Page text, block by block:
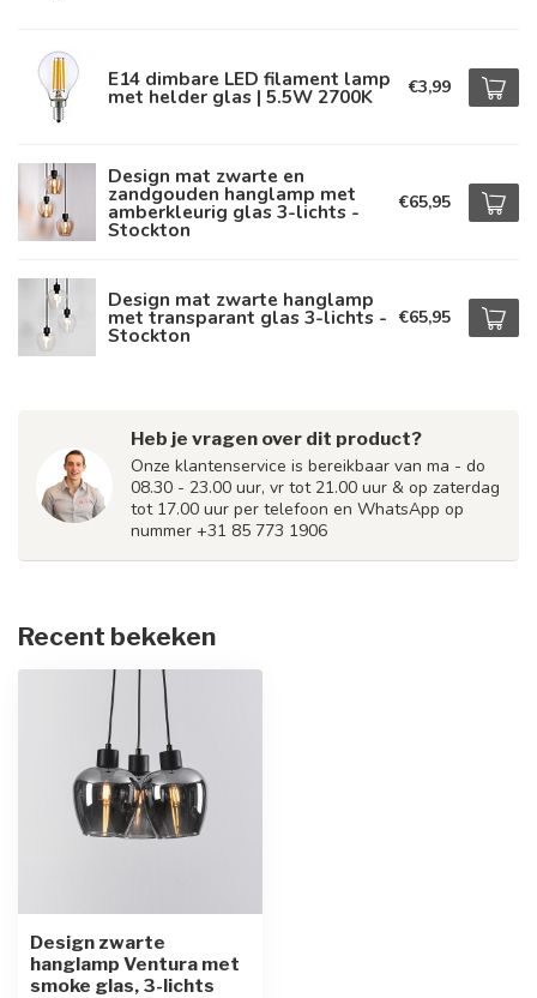
E14 dimbare LED filament lamp
met helder glas | 5.5W 2700K €3,99
Design mat zwarte en
zandgouden hanglamp met
amberkleurig glas 3-lichts -
Stockton
€65,95
Design mat zwarte hanglamp
met transparant glas 3-lichts -
Stockton
€65,95
Heb je vragen over dit product?
Onze klantenservice is bereikbaar van ma - do
08.30 - 23.00 uur, vr tot 21.00 uur & op zaterdag
tot 17.00 uur per telefoon en WhatsApp op
nummer +31 85 773 1906
Recent bekeken
Design zwarte
hanglamp Ventura met
smoke glas, 3-lichts